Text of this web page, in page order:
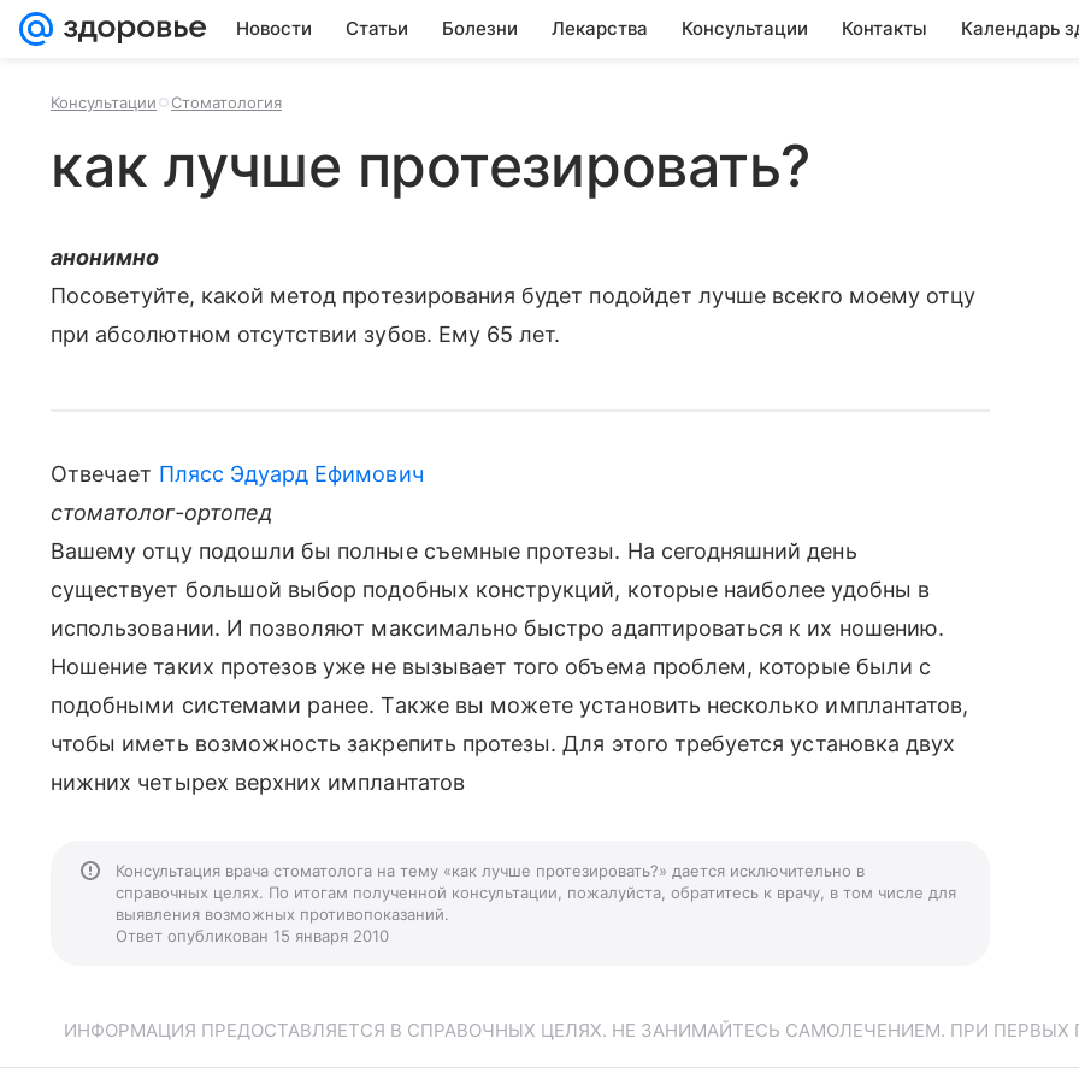
Новости Статьи Болезни Лекарства Консультации Контакты Календарь
Консультации Стоматология
как лучше протезировать?
анонимно
Посоветуйте, какой метод протезирования будет подойдет лучше всекго моему отцу
при абсолютном отсутствии зубов. Ему 65 лет.
Отвечает Плясс Эдуард Ефимович
стоматолог-ортопед
Вашему отцу подошли бы полные съемные протезы. На сегодняшний день
существует большой выбор подобных конструкций, которые наиболее удобны в
использовании. И позволяют максимально быстро адаптироваться к их ношению.
Ношение таких протезов уже не вызывает того объема проблем, которые были с
подобными системами ранее. Также вы можете установить несколько имплантатов,
чтобы иметь возможность закрепить протезы. Для этого требуется установка двух
нижних четырех верхних имплантатов
Консультация врача стоматолога на тему «как лучше протезировать?» дается исключительно в
справочных целях. По итогам полученной консультации, пожалуйста, обратитесь к врачу, в том числе для
выявления возможных противопоказаний.
Ответ опубликован 15 января 2010
ИНФОРМАЦИЯ ПРЕДОСТАВЛЯЕТСЯ В СПРАВОЧНЫХ ЦЕЛЯХ. НЕ ЗАНИМАЙТЕСЬ САМОЛЕЧЕНИЕМ. ПРИ ПЕРВЫХ